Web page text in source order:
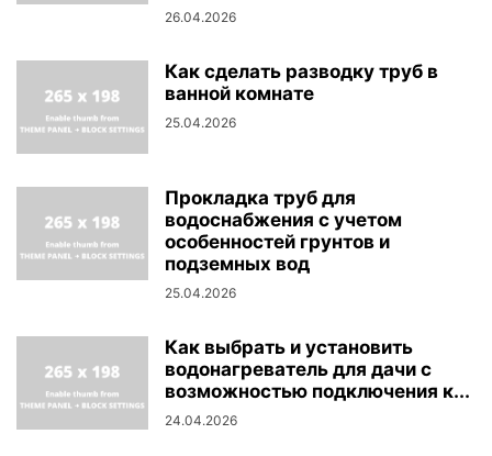
26.04.2026
Как сделать разводку труб в
ванной комнате
25.04.2026
Прокладка труб для
водоснабжения с учетом
особенностей грунтов и
подземных вод
25.04.2026
Как выбрать и установить
водонагреватель для дачи с
возможностью подключения к...
24.04.2026